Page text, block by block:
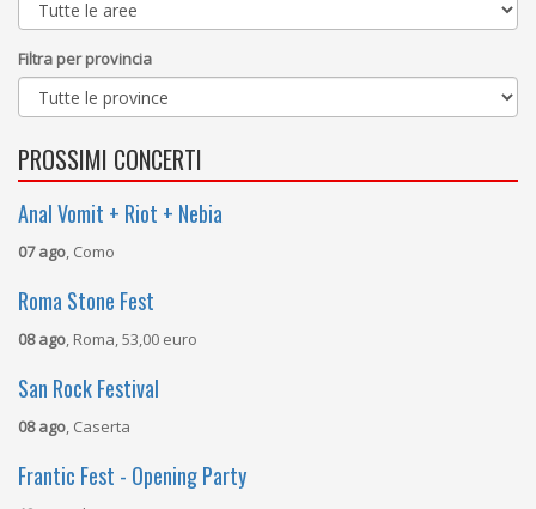
Filtra per provincia
PROSSIMI CONCERTI
Anal Vomit + Riot + Nebia
07 ago, Como
Roma Stone Fest
08 ago, Roma, 53,00 euro
San Rock Festival
08 ago, Caserta
Frantic Fest - Opening Party